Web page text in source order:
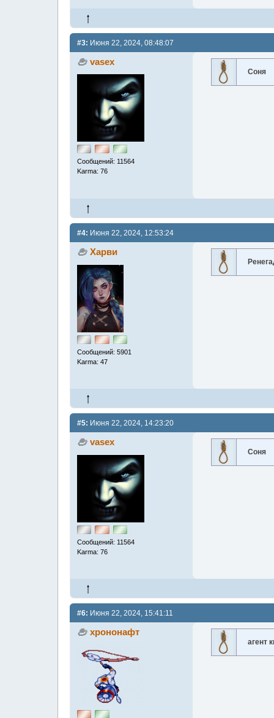
#3: Июня 22, 2024, 08:48:07
vasex
Сообщений: 11564
Karma: 76
Соня
#4: Июня 22, 2024, 12:53:24
Харви
Сообщений: 5901
Karma: 47
#5: Июня 22, 2024, 14:23:20
vasex
Сообщений: 11564
Karma: 76
Соня
#6: Июня 22, 2024, 15:41:11
хрононафт
агент